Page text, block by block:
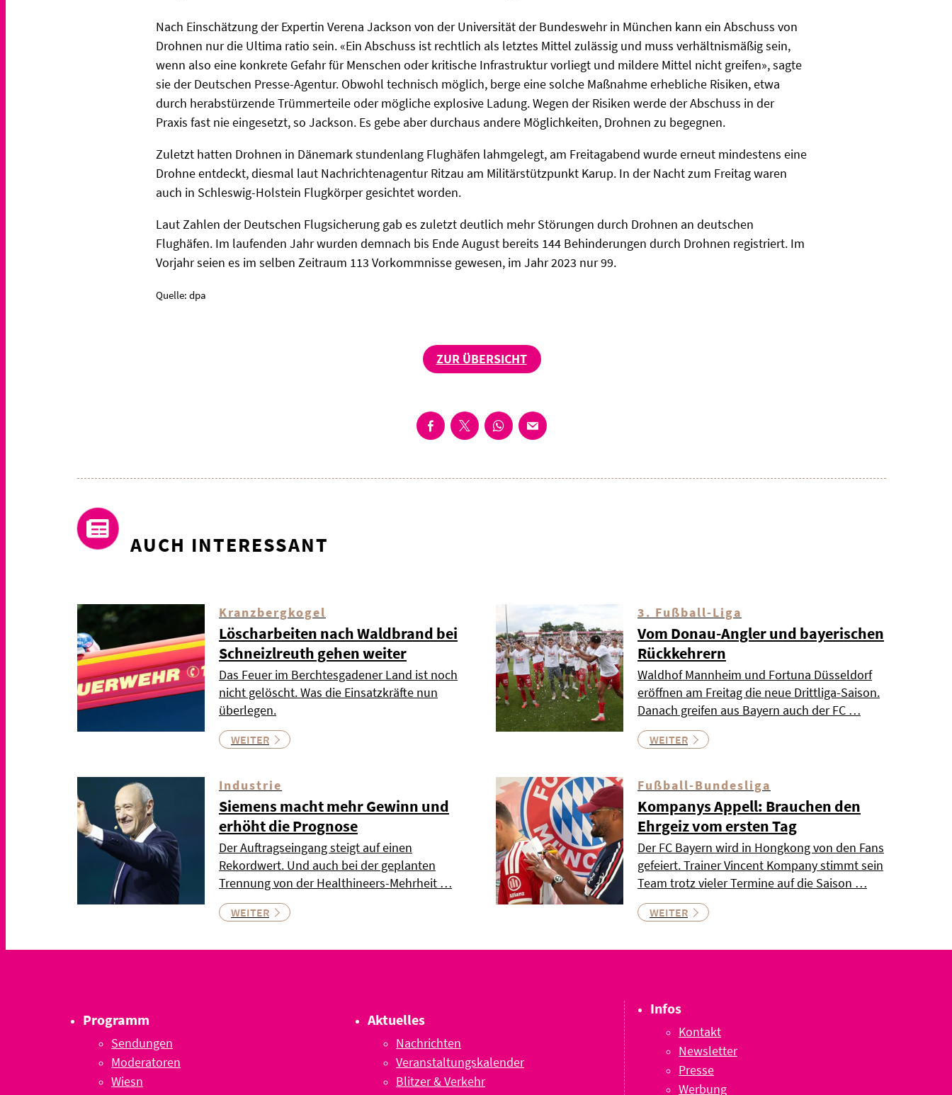
Nach Einschätzung der Expertin Verena Jackson von der Universität der Bundeswehr in München kann ein Abschuss von
Drohnen nur die Ultima ratio sein. «Ein Abschuss ist rechtlich als letztes Mittel zulässig und muss verhältnismäßig sein,
wenn also eine konkrete Gefahr für Menschen oder kritische Infrastruktur vorliegt und mildere Mittel nicht greifen», sagte
sie der Deutschen Presse-Agentur. Obwohl technisch möglich, berge eine solche Maßnahme erhebliche Risiken, etwa
durch herabstürzende Trümmerteile oder mögliche explosive Ladung. Wegen der Risiken werde der Abschuss in der
Praxis fast nie eingesetzt, so Jackson. Es gebe aber durchaus andere Möglichkeiten, Drohnen zu begegnen.
Zuletzt hatten Drohnen in Dänemark stundenlang Flughäfen lahmgelegt, am Freitagabend wurde erneut mindestens eine
Drohne entdeckt, diesmal laut Nachrichtenagentur Ritzau am Militärstützpunkt Karup. In der Nacht zum Freitag waren
auch in Schleswig-Holstein Flugkörper gesichtet worden.
Laut Zahlen der Deutschen Flugsicherung gab es zuletzt deutlich mehr Störungen durch Drohnen an deutschen
Flughäfen. Im laufenden Jahr wurden demnach bis Ende August bereits 144 Behinderungen durch Drohnen registriert. Im
Vorjahr seien es im selben Zeitraum 113 Vorkommnisse gewesen, im Jahr 2023 nur 99.
Quelle: dpa
ZUR ÜBERSICHT
AUCH INTERESSANT
Kranzbergkogel
Löscharbeiten nach Waldbrand bei
Schneizlreuth gehen weiter
Das Feuer im Berchtesgadener Land ist noch
nicht gelöscht. Was die Einsatzkräfte nun
überlegen.
WEITER
3. Fußball-Liga
Vom Donau-Angler und bayerischen
Rückkehrern
Waldhof Mannheim und Fortuna Düsseldorf
eröffnen am Freitag die neue Drittliga-Saison.
Danach greifen aus Bayern auch der FC …
WEITER
Industrie
Siemens macht mehr Gewinn und
erhöht die Prognose
Der Auftragseingang steigt auf einen
Rekordwert. Und auch bei der geplanten
Trennung von der Healthineers-Mehrheit …
WEITER
Fußball-Bundesliga
Kompanys Appell: Brauchen den
Ehrgeiz vom ersten Tag
Der FC Bayern wird in Hongkong von den Fans
gefeiert. Trainer Vincent Kompany stimmt sein
Team trotz vieler Termine auf die Saison …
WEITER
Programm
Sendungen
Moderatoren
Wiesn
Aktuelles
Nachrichten
Veranstaltungskalender
Blitzer & Verkehr
Infos
Kontakt
Newsletter
Presse
Werbung